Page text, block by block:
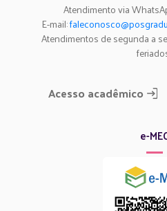
Atendimento via
E-mail:
Atendimentos de segunda a
Acesso acadêmico
e-